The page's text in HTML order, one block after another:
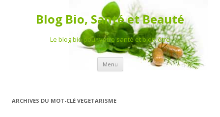
Blog Bio, Santé et Beauté
Le blog bio pour votre santé et bien-être
Menu Aller au contenu principal
ARCHIVES DU MOT-CLÉ VEGETARISME